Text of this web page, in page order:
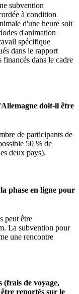
subvention
à condition
d'une heure soit
d'animation
spécifique
dans le rapport
dans le cadre
doit-il être
de participants de
50 % de
deux pays).
phase en ligne pour
peut être
La subvention pour
une rencontre
(frais de voyage,
reportés sur le